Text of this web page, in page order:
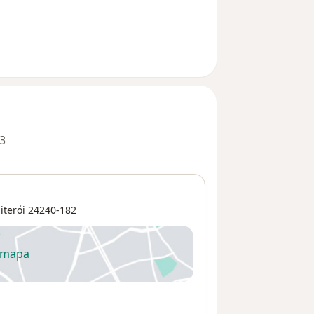
24240-182
num novo separador